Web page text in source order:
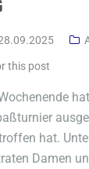
this post
hat.
Damen